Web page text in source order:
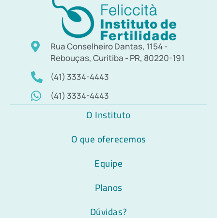
Rua Conselheiro Dantas, 1154 -
Rebouças, Curitiba - PR, 80220-191
(41) 3334-4443
(41) 3334-4443
O Instituto
O que oferecemos
Equipe
Planos
Dúvidas?